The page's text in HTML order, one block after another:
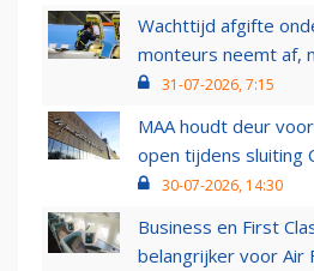
Wachttijd afgifte
monteurs neemt af,
31-07-2026, 7:15
MAA houdt deur
open tijdens sluiting
30-07-2026, 14:30
Business en First
belangrijker voor Air